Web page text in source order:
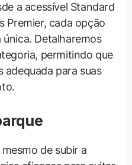
a acessível Standard
Premier, cada opção
Detalharemos
permitindo que
adequada para suas
de subir a